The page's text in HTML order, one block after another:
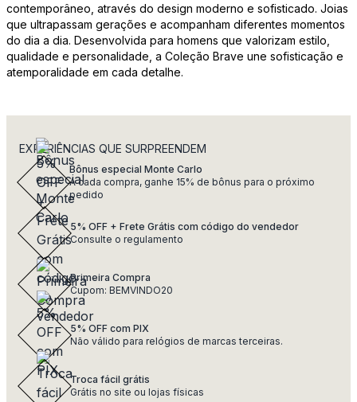
contemporâneo, através do design moderno e sofisticado. Joias
que ultrapassam gerações e acompanham diferentes momentos
do dia a dia. Desenvolvida para homens que valorizam estilo,
qualidade e personalidade, a Coleção Brave une sofisticação e
atemporalidade em cada detalhe.
EXPERIÊNCIAS QUE SURPREENDEM
Bônus especial Monte Carlo
A cada compra, ganhe 15% de bônus para o próximo
pedido
5% OFF + Frete Grátis com código do vendedor
Consulte o regulamento
Primeira Compra
Cupom: BEMVINDO20
5% OFF com PIX
Não válido para relógios de marcas terceiras.
Troca fácil grátis
Grátis no site ou lojas físicas